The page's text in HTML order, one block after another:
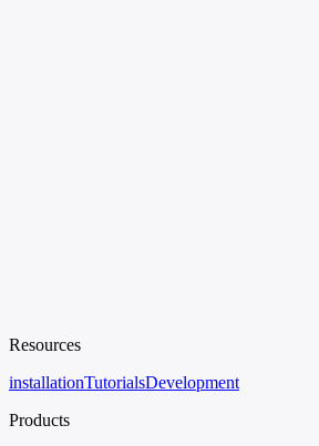
Resources
installationTutorialsDevelopment
Products